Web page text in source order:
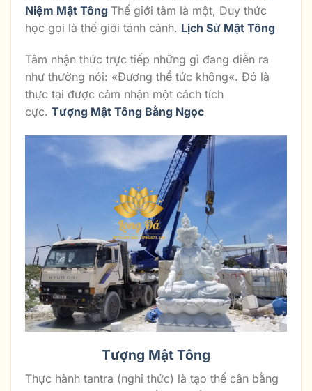
Niệm Mật Tông Thế giới tâm là một, Duy thức
học gọi là thế giới tánh cảnh. Lịch Sử Mật Tông
Tâm nhận thức trực tiếp những gì đang diễn ra
như thường nói: «Đương thể tức không«. Đó là
thực tại được cảm nhận một cách tích
cực. Tượng Mật Tông Bằng Ngọc
Tượng Mật Tông
Thực hành tantra (nghi thức) là tạo thế cân bằng